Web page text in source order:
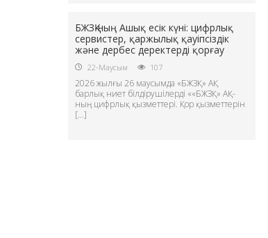
БЖЗҚ-ның Ашық есік күні: цифрлық
сервистер, қаржылық қауіпсіздік
және дербес деректерді қорғау
22-Маусым 107
2026 жылғы 26 маусымда «БЖЗҚ» АҚ
барлық ниет білдірушілерді ««БЖЗҚ» АҚ-
ның цифрлық қызметтері. Қор қызметтерін
[…]